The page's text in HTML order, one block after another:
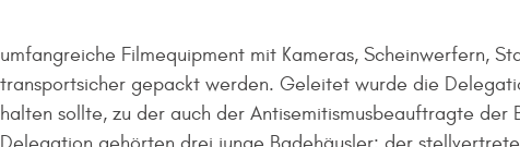
umfangreiche Filmequipment mit Kameras, Scheinwerfern,
transportsicher gepackt werden. Geleitet wurde die
halten sollte, zu der auch der Antisemitismusbeauftragte